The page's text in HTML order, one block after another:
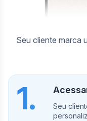
Seu cliente marca
1.
Seu